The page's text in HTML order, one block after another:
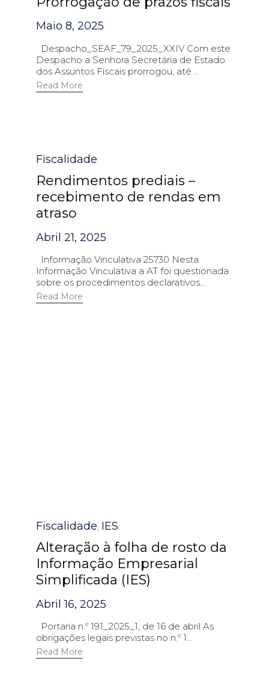
Maio 8, 2025
Despacho_SEAF_79_2025_XXIV Com este
Despacho a Senhora Secretária de Estado
dos Assuntos Fiscais prorrogou, até ...
Read More
Category
Fiscalidade
Rendimentos prediais –
recebimento de rendas em
atraso
Abril 21, 2025
Informação Vinculativa 25730 Nesta
Informação Vinculativa a AT foi questionada
sobre os procedimentos declarativos...
Read More
Category
Fiscalidade, IES
Alteração à folha de rosto da
Informação Empresarial
Simplificada (IES)
Abril 16, 2025
Portaria n.º 191_2025_1, de 16 de abril As
obrigações legais previstas no n.º 1...
Read More